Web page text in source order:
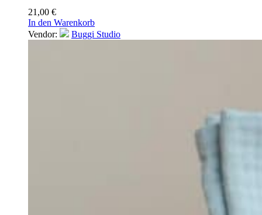
21,00 €
In den Warenkorb
Vendor:
Buggi Studio